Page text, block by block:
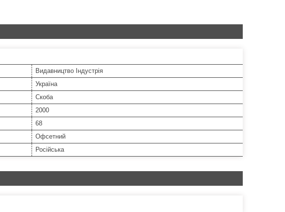
Видавництво Індустрія
Україна
Скоба
2000
68
Офсетний
Російська